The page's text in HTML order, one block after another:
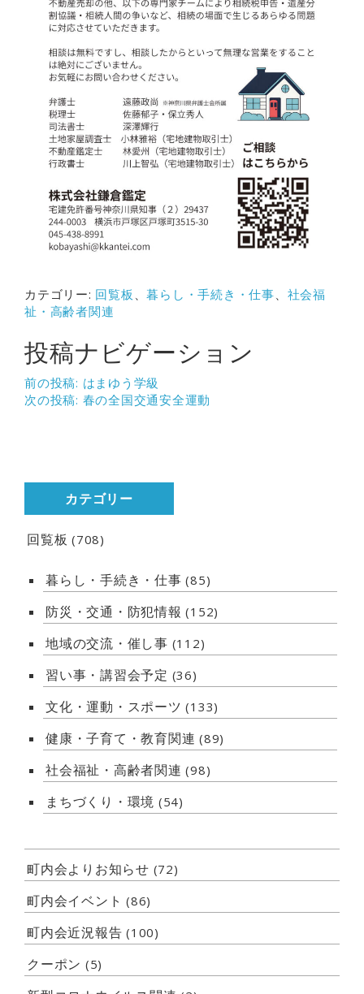
カテゴリー: 回覧板 、暮らし・手続き・仕事、 社会福
祉・高齢者関連
投稿ナビゲーション
前の投稿: はまゆう学級
次の投稿: 春の全国交通安全運動
カテゴリー
回覧板 (708)
暮らし・手続き・仕事 (85)
防災・交通・防犯情報 (152)
地域の交流・催し事 (112)
習い事・講習会予定 (36)
文化・運動・スポーツ (133)
健康・子育て・教育関連 (89)
社会福祉・高齢者関連 (98)
まちづくり・環境 (54)
町内会よりお知らせ (72)
町内会イベント (86)
町内会近況報告 (100)
クーポン (5)